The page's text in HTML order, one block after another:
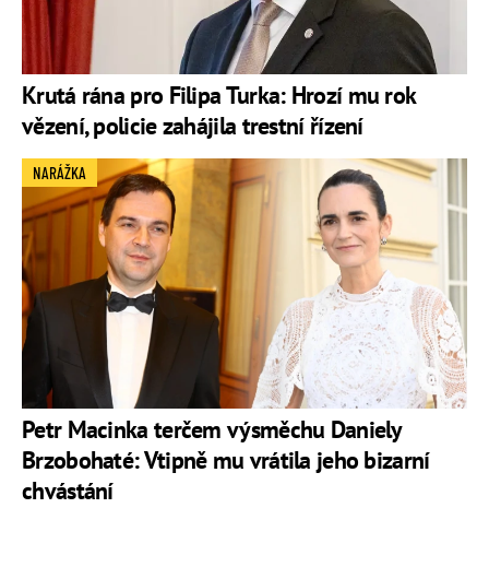
Krutá rána pro Filipa Turka: Hrozí mu rok
vězení, policie zahájila trestní řízení
Petr Macinka terčem výsměchu Daniely
Brzobohaté: Vtipně mu vrátila jeho bizarní
chvástání
NARÁŽKA